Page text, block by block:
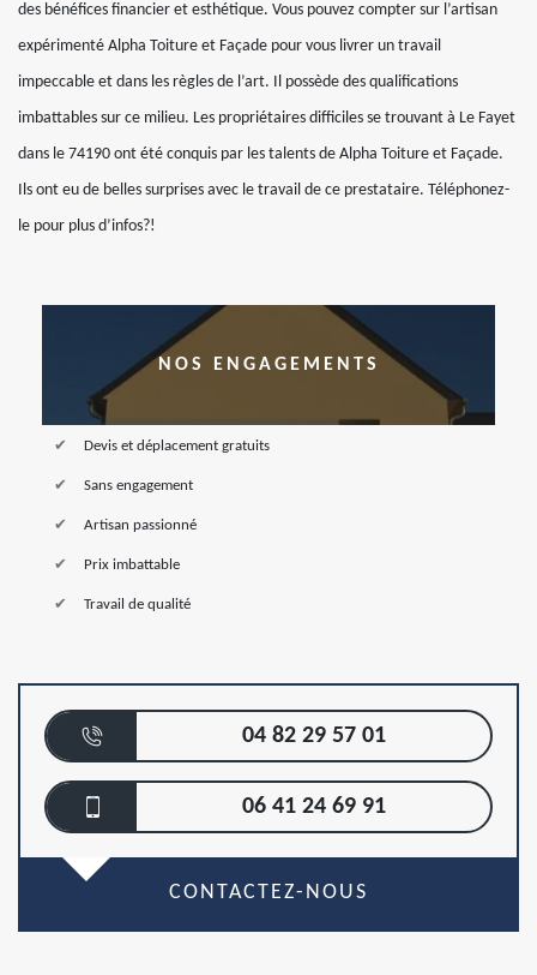
des bénéfices financier et esthétique. Vous pouvez compter sur l’artisan
expérimenté Alpha Toiture et Façade pour vous livrer un travail
impeccable et dans les règles de l’art. Il possède des qualifications
imbattables sur ce milieu. Les propriétaires difficiles se trouvant à Le Fayet
dans le 74190 ont été conquis par les talents de Alpha Toiture et Façade.
Ils ont eu de belles surprises avec le travail de ce prestataire. Téléphonez-
le pour plus d’infos?!
NOS ENGAGEMENTS
Devis et déplacement gratuits
Sans engagement
Artisan passionné
Prix imbattable
Travail de qualité
04 82 29 57 01
06 41 24 69 91
CONTACTEZ-NOUS